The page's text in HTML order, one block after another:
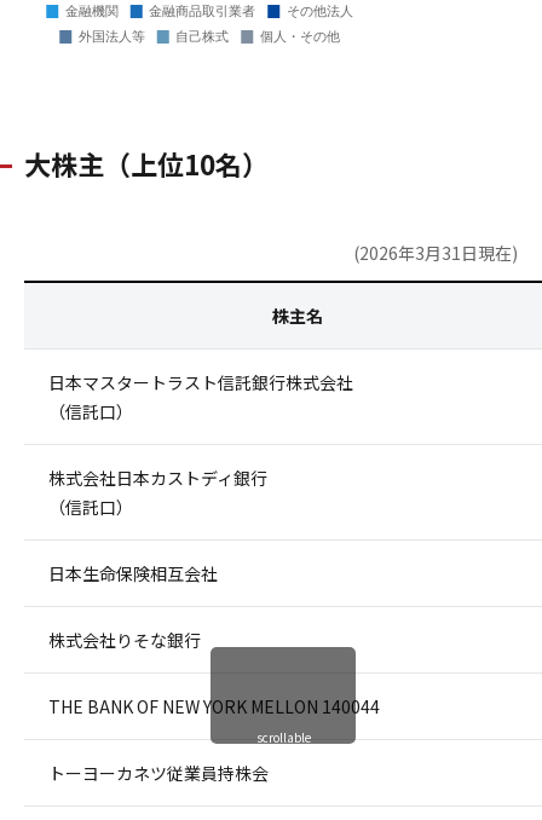
大株主（上位10名）
(2026年3月31日現在)
株主名
日本マスタートラスト信託銀行株式会社
（信託口）
株式会社日本カストディ銀行
（信託口）
日本生命保険相互会社
株式会社りそな銀行
THE BANK OF NEW YORK MELLON 140044
トーヨーカネツ従業員持株会
scrollable